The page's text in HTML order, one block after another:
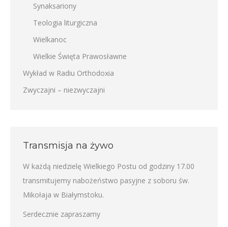
Synaksariony
Teologia liturgiczna
Wielkanoc
Wielkie Święta Prawosławne
Wykład w Radiu Orthodoxia
Zwyczajni – niezwyczajni
Transmisja na żywo
W każdą niedzielę Wielkiego Postu od godziny 17.00
transmitujemy nabożeństwo pasyjne z soboru św.
Mikołaja w Białymstoku.
Serdecznie zapraszamy